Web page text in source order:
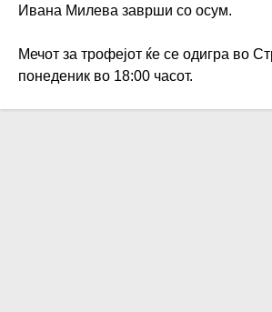
Ивана Милева заврши со осум.
Мечот за трофејот ќе се одигра во
понеденик во 18:00 часот.